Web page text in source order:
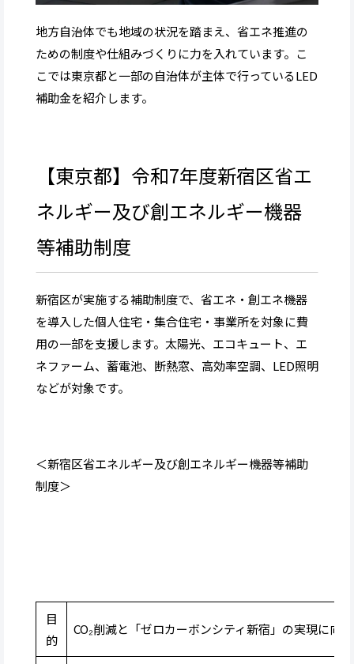
地方自治体でも地域の状況を踏まえ、省エネ推進の
ための制度や仕組みづくりに力を入れています。こ
こでは東京都と一部の自治体が主体で行っているLED
補助金を紹介します。
【東京都】令和7年度新宿区省エ
ネルギー及び創エネルギー機器
等補助制度
新宿区が実施する補助制度で、省エネ・創エネ機器
を導入した個人住宅・集合住宅・事業所を対象に費
用の一部を支援します。太陽光、エコキュート、エ
ネファーム、蓄電池、断熱窓、高効率空調、LED照明
などが対象です。
＜新宿区省エネルギー及び創エネルギー機器等補助
制度＞
目
的
CO₂削減と「ゼロカーボンシティ新宿」の実現に向